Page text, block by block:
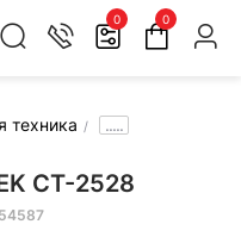
0 0
техника .....
CT-2528